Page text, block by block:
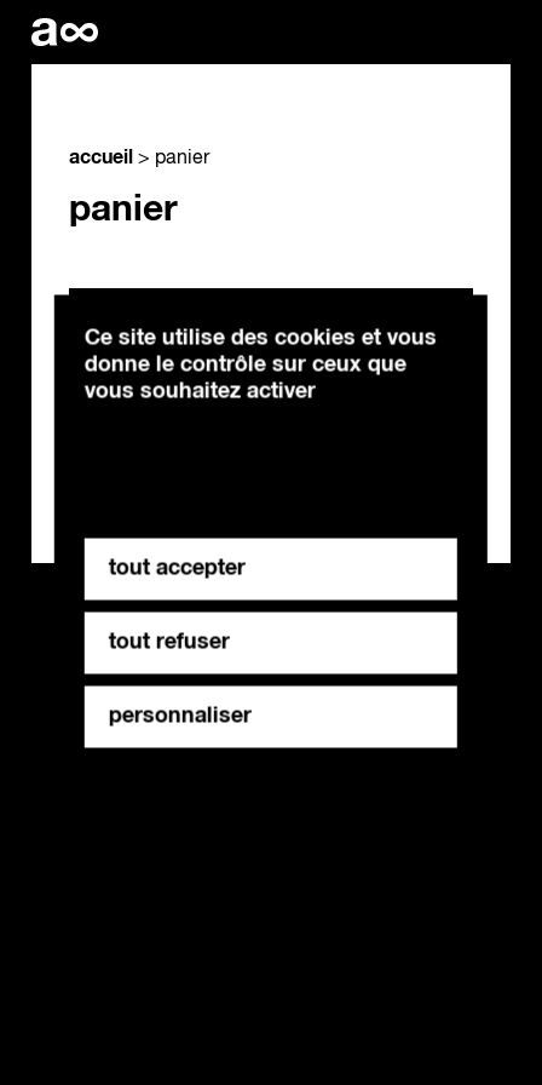
accueil > panier
panier
Votre panier est
actuellement vide.
Ce site utilise des cookies et vous
donne le contrôle sur ceux que
vous souhaitez activer
tout accepter
tout refuser
personnaliser